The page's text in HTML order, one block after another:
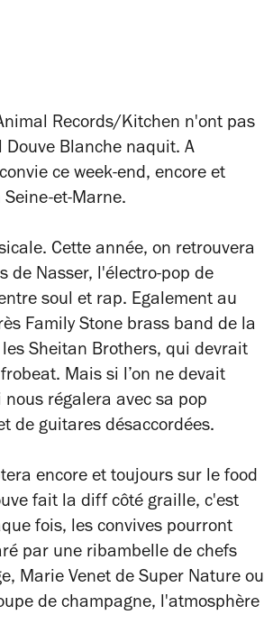
Records/Kitchen n'ont pas
Blanche naquit. A
ce week-end, encore et
et-Marne.
Cette année, on retrouvera
de Nasser, l'électro-pop de
soul et rap. Egalement au
Family Stone brass band de la
les Sheitan Brothers, qui devrait
Mais si l’on ne devait
régalera avec sa pop
de guitares désaccordées.
encore et toujours sur le food
fait la diff côté graille, c'est
fois, les convives pourront
par une ribambelle de chefs
Marie Venet de Super Nature ou
de champagne, l'atmosphère